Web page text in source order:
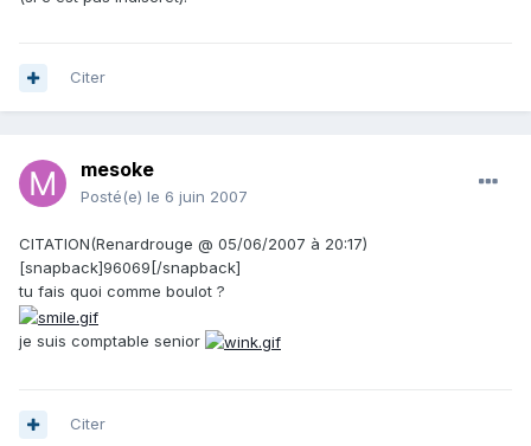
Citer
mesoke
Posté(e) le 6 juin 2007
CITATION(Renardrouge @ 05/06/2007 à 20:17)
[snapback]96069[/snapback]
tu fais quoi comme boulot ?
je suis comptable senior
Citer